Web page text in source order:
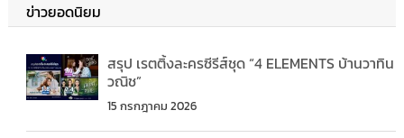
ข่าวยอดนิยม
สรุป เรตติ้งละครซีรีส์ชุด “4 ELEMENTS บ้านวาทิน
วณิช”
15 กรกฎาคม 2026